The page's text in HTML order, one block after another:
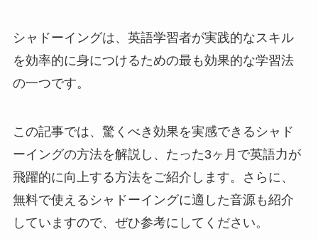
シャドーイングは、英語学習者が実践的なスキル
を効率的に身につけるための最も効果的な学習法
の一つです。
この記事では、驚くべき効果を実感できるシャド
ーイングの方法を解説し、たった3ヶ月で英語力が
飛躍的に向上する方法をご紹介します。さらに、
無料で使えるシャドーイングに適した音源も紹介
していますので、ぜひ参考にしてください。